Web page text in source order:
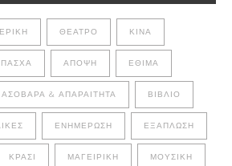
ΘΈΑΤΡΟ ΚΊΝΑ
ΠΆΣΧΑ ΆΠΟΨΗ ΈΘΙΜΑ
ΑΣΌΒΑΡΑ & ΑΠΑΡΑΊΤΗΤΑ ΒΙΒΛΊΟ
ΕΝΗΜΈΡΩΣΗ ΕΞΆΠΛΩΣΗ
ΚΡΑΣΊ ΜΑΓΕΙΡΙΚΉ ΜΟΥΣΙΚΉ